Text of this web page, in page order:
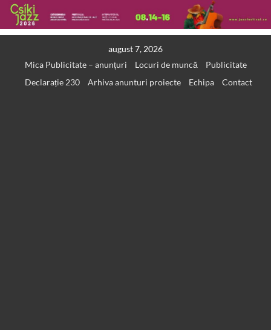
august 7, 2026
Mica Publicitate – anunțuri
Locuri de muncă
Publicitate
Declarație 230
Arhiva anunturi proiecte Echipa Contact